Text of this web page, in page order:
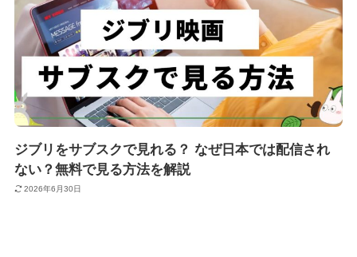
ジブリをサブスクで見れる？ なぜ日本では配信され
ない？無料で見る方法を解説
2026年6月30日